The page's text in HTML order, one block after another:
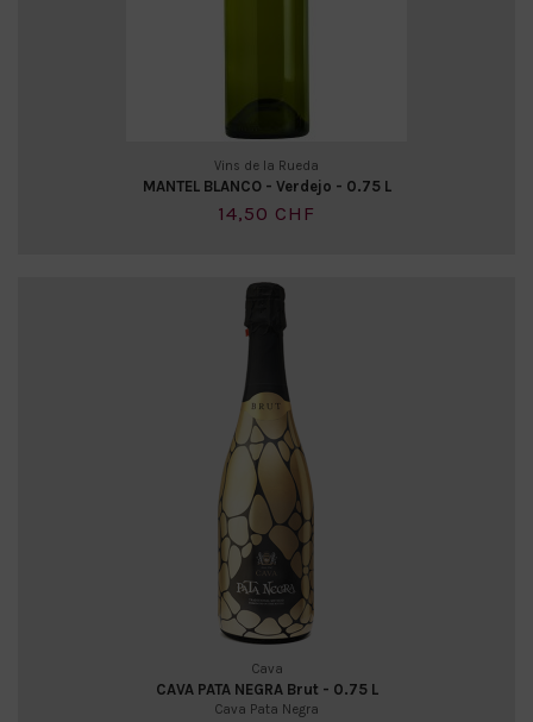
Vins de la Rueda
MANTEL BLANCO - Verdejo - 0.75 L
14,50 CHF
Cava
CAVA PATA NEGRA Brut - 0.75 L
Cava Pata Negra